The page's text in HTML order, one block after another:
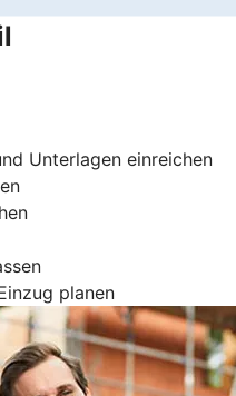
Unterlagen einreichen
planen